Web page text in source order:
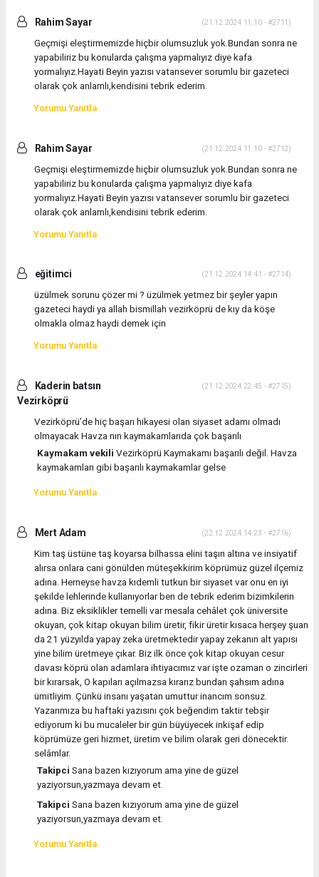
Rahim Sayar (21.12.2024 11:10 - #2711)
Geçmişi eleştirmemizde hiçbir olumsuzluk yok.Bundan sonra ne
yapabiliriz bu konularda çalışma yapmalıyız diye kafa
yormalıyız.Hayati Beyin yazısı vatansever sorumlu bir gazeteci
olarak çok anlamlı,kendisini tebrik ederim.
Yorumu Yanıtla
Rahim Sayar (21.12.2024 11:10 - #2712)
Geçmişi eleştirmemizde hiçbir olumsuzluk yok.Bundan sonra ne
yapabiliriz bu konularda çalışma yapmalıyız diye kafa
yormalıyız.Hayati Beyin yazısı vatansever sorumlu bir gazeteci
olarak çok anlamlı,kendisini tebrik ederim.
Yorumu Yanıtla
eğitimci (21.12.2024 14:41 - #2714)
üzülmek sorunu çözer mi ? üzülmek yetmez bir şeyler yapın
gazeteci haydi ya allah bismillah vezirköprü de kıy da köşe
olmakla olmaz haydi demek için
Yorumu Yanıtla
Kaderin batsın
Vezirköprü
(21.12.2024 22:45 - #2715)
Vezirköprü’de hiç başarı hikayesi olan siyaset adamı olmadı
olmayacak Havza nın kaymakamlarıda çok başarılı
Kaymakam vekili Vezirköprü Kaymakamı başarılı değil. Havza
kaymakamları gibi başarılı kaymakamlar gelse
Yorumu Yanıtla
Mert Adam (22.12.2024 14:23 - #2716)
Kim taş üstüne taş koyarsa bilhassa elini taşın altına ve insiyatif
alırsa onlara cani gönülden müteşekkirim köprümüz güzel ilçemiz
adına. Herneyse havza kıdemli tutkun bir siyaset var onu en iyi
şekilde lehlerinde kullanıyorlar ben de tebrik ederim bizimkilerin
adına. Biz eksiklikler temelli var mesala cehâlet çok üniversite
okuyan, çok kitap okuyan bilim üretir, fikir üretir kısaca herşey şuan
da 21 yüzyılda yapay zeka üretmektedir yapay zekanın alt yapısı
yine bilim üretmeye çıkar. Biz ilk önce çok kitap okuyan cesur
davası köprü olan adamlara ihtiyacımız var işte ozaman o zincirleri
bir kırarsak, O kapıları açılmazsa kırarız bundan şahsım adına
ümitliyim. Çünkü insanı yaşatan umuttur inancım sonsuz.
Yazarımıza bu haftaki yazısını çok beğendim taktir tebşir
ediyorum ki bu mucaleler bir gün büyüyecek inkişaf edip
köprümüze geri hizmet, üretim ve bilim olarak geri dönecektir.
selâmlar.
Takipci Sana bazen kızıyorum ama yine de güzel
yaziyorsun,yazmaya devam et.
Takipci Sana bazen kızıyorum ama yine de güzel
yaziyorsun,yazmaya devam et.
Yorumu Yanıtla